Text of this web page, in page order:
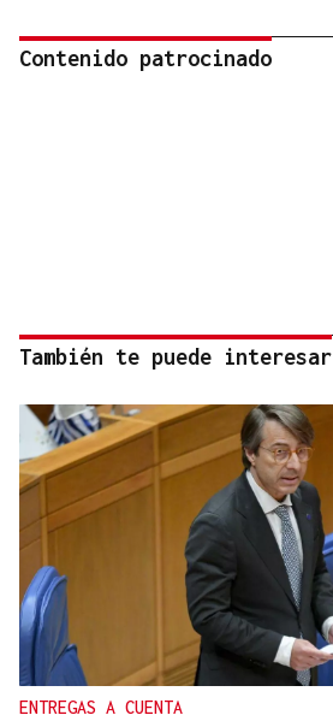
Contenido patrocinado
También te puede interesar
ENTREGAS A CUENTA